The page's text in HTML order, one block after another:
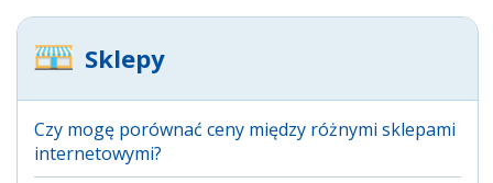
Sklepy
Czy mogę porównać ceny między różnymi sklepami
internetowymi?